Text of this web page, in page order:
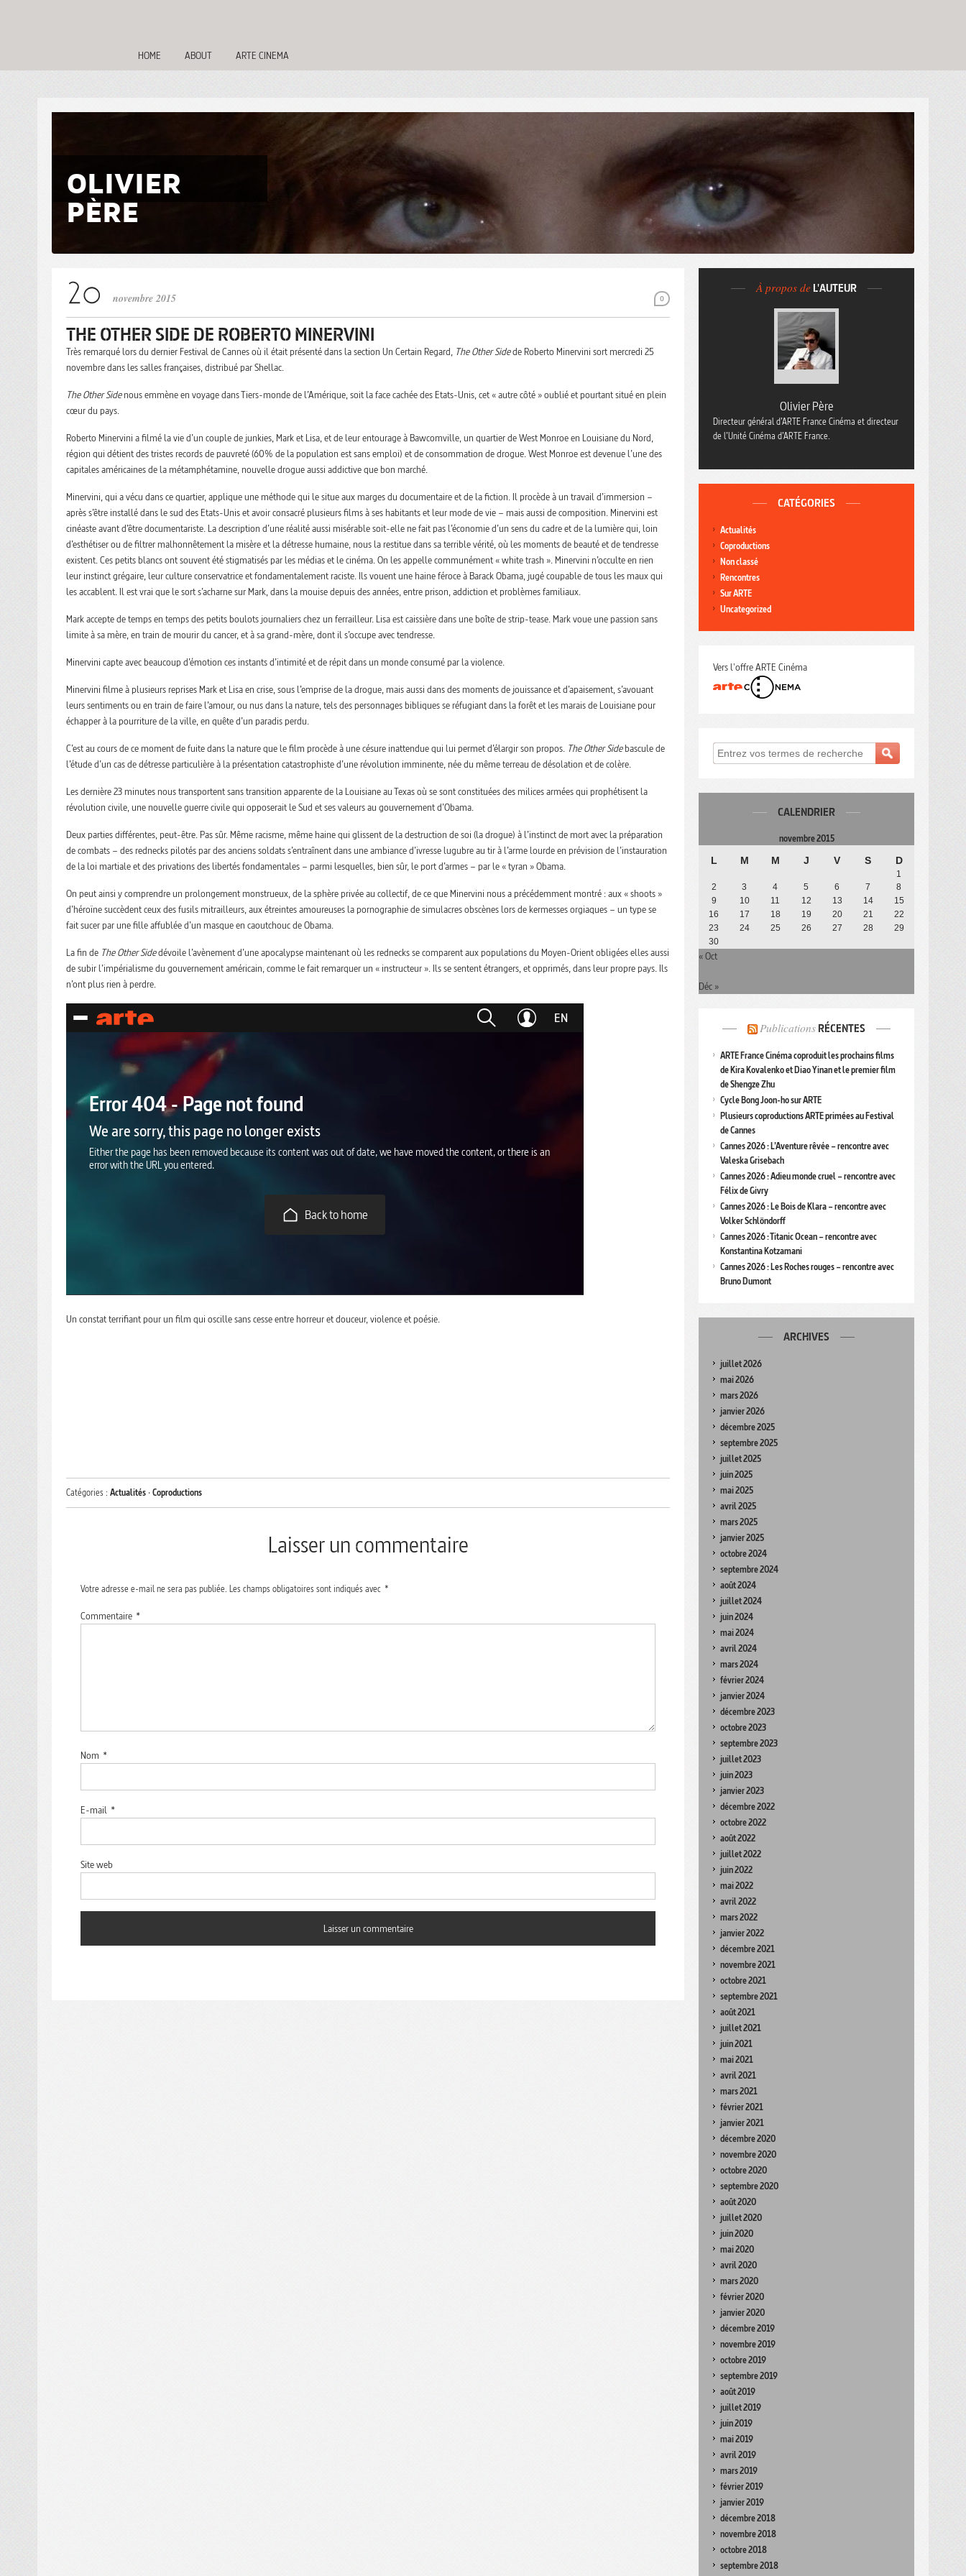
HOME ABOUT ARTE CINEMA
OLIVIER
PÈRE
0
novembre 2015
THE OTHER SIDE DE ROBERTO MINERVINI
Très remarqué lors du dernier Festival de Cannes où il était présenté dans la section Un Certain Regard, The Other Sidede Roberto Minervini sort mercredi 25
novembre dans les salles françaises, distribué par Shellac.
The Other Sidenous emmène en voyage dans Tiers-monde de l’Amérique, soit la face cachée des Etats-Unis, cet « autre côté » oublié et pourtant situé en plein
cœur du pays.
Roberto Minervini a filmé la vie d’un couple de junkies, Mark et Lisa, et de leur entourage à Bawcomville, un quartier de West Monroe en Louisiane du Nord,
région qui détient des tristes records de pauvreté (60% de la population est sans emploi) et de consommation de drogue. West Monroe est devenue l’une des
capitales américaines de la métamphétamine, nouvelle drogue aussi addictive que bon marché.
Minervini, qui a vécu dans ce quartier, applique une méthode qui le situe aux marges du documentaire et de la fiction. Il procède à un travail d’immersion –
après s’être installé dans le sud des Etats-Unis et avoir consacré plusieurs films à ses habitants et leur mode de vie – mais aussi de composition. Minervini est
cinéaste avant d’être documentariste. La description d’une réalité aussi misérable soit-elle ne fait pas l’économie d’un sens du cadre et de la lumière qui, loin
d’esthétiser ou de filtrer malhonnêtement la misère et la détresse humaine, nous la restitue dans sa terrible vérité, où les moments de beauté et de tendresse
existent. Ces petits blancs ont souvent été stigmatisés par les médias et le cinéma. On les appelle communément « white trash ». Minervini n’occulte en rien
leur instinct grégaire, leur culture conservatrice et fondamentalement raciste. Ils vouent une haine féroce à Barack Obama, jugé coupable de tous les maux qui
les accablent. Il est vrai que le sort s’acharne sur Mark, dans la mouise depuis des années, entre prison, addiction et problèmes familiaux.
Mark accepte de temps en temps des petits boulots journaliers chez un ferrailleur. Lisa est caissière dans une boîte de strip-tease. Mark voue une passion sans
limite à sa mère, en train de mourir du cancer, et à sa grand-mère, dont il s’occupe avec tendresse.
Minervini capte avec beaucoup d’émotion ces instants d’intimité et de répit dans un monde consumé par la violence.
Minervini filme à plusieurs reprises Mark et Lisa en crise, sous l’emprise de la drogue, mais aussi dans des moments de jouissance et d’apaisement, s’avouant
leurs sentiments ou en train de faire l’amour, ou nus dans la nature, tels des personnages bibliques se réfugiant dans la forêt et les marais de Louisiane pour
échapper à la pourriture de la ville, en quête d’un paradis perdu.
C’est au cours de ce moment de fuite dans la nature que le film procède à une césure inattendue qui lui permet d’élargir son propos. The Other Sidebascule de
l’étude d’un cas de détresse particulière à la présentation catastrophiste d’une révolution imminente, née du même terreau de désolation et de colère.
Les dernière 23 minutes nous transportent sans transition apparente de la Louisiane au Texas où se sont constituées des milices armées qui prophétisent la
révolution civile, une nouvelle guerre civile qui opposerait le Sud et ses valeurs au gouvernement d’Obama.
Deux parties différentes, peut-être. Pas sûr. Même racisme, même haine qui glissent de la destruction de soi (la drogue) à l’instinct de mort avec la préparation
de combats – des rednecks pilotés par des anciens soldats s’entraînent dans une ambiance d’ivresse lugubre au tir à l’arme lourde en prévision de l’instauration
de la loi martiale et des privations des libertés fondamentales – parmi lesquelles, bien sûr, le port d’armes – par le « tyran » Obama.
On peut ainsi y comprendre un prolongement monstrueux, de la sphère privée au collectif, de ce que Minervini nous a précédemment montré : aux « shoots »
d’héroïne succèdent ceux des fusils mitrailleurs, aux étreintes amoureuses la pornographie de simulacres obscènes lors de kermesses orgiaques – un type se
fait sucer par une fille affublée d’un masque en caoutchouc de Obama.
La fin de The Other Sidedévoile l’avènement d’une apocalypse maintenant où les rednecks se comparent aux populations du Moyen-Orient obligées elles aussi
de subir l’impérialisme du gouvernement américain, comme le fait remarquer un « instructeur ». Ils se sentent étrangers, et opprimés, dans leur propre pays. Ils
n’ont plus rien à perdre.
Un constat terrifiant pour un film qui oscille sans cesse entre horreur et douceur, violence et poésie.
Catégories : Actualités ·Coproductions
Laisser un commentaire
Votre adresse e-mail ne sera pas publiée. Les champs obligatoires sont indiqués avec *
Commentaire *
Nom *
E-mail *
Site web
À propos de L'AUTEUR
Olivier Père
Directeur général d’ARTE France Cinéma et directeur
de l’Unité Cinéma d’ARTE France.
CATÉGORIES
Actualités
Coproductions
Non classé
Rencontres
Sur ARTE
Uncategorized
Vers l'offre ARTE Cinéma
CALENDRIER
novembre 2015
L M M J V S D
1
2
3 4 5 6 7
8
9
10 11 12 13 14
15
16
17 18 19 20 21
22
23
24 25 26 27 28
29
30
« Oct
Déc »
Publications RÉCENTES
ARTE France Cinéma coproduit les prochains films
de Kira Kovalenko et Diao Yinan et le premier film
de Shengze Zhu
Cycle Bong Joon-ho sur ARTE
Plusieurs coproductions ARTE primées au Festival
de Cannes
Cannes 2026 : L’Aventure rêvée – rencontre avec
Valeska Grisebach
Cannes 2026 : Adieu monde cruel – rencontre avec
Félix de Givry
Cannes 2026 : Le Bois de Klara – rencontre avec
Volker Schlöndorff
Cannes 2026 : Titanic Ocean – rencontre avec
Konstantina Kotzamani
Cannes 2026 : Les Roches rouges – rencontre avec
Bruno Dumont
ARCHIVES
juillet 2026
mai 2026
mars 2026
janvier 2026
décembre 2025
septembre 2025
juillet 2025
juin 2025
mai 2025
avril 2025
mars 2025
janvier 2025
octobre 2024
septembre 2024
août 2024
juillet 2024
juin 2024
mai 2024
avril 2024
mars 2024
février 2024
janvier 2024
décembre 2023
octobre 2023
septembre 2023
juillet 2023
juin 2023
janvier 2023
décembre 2022
octobre 2022
août 2022
juillet 2022
juin 2022
mai 2022
avril 2022
mars 2022
janvier 2022
décembre 2021
novembre 2021
octobre 2021
septembre 2021
août 2021
juillet 2021
juin 2021
mai 2021
avril 2021
mars 2021
février 2021
janvier 2021
décembre 2020
novembre 2020
octobre 2020
septembre 2020
août 2020
juillet 2020
juin 2020
mai 2020
avril 2020
mars 2020
février 2020
janvier 2020
décembre 2019
novembre 2019
octobre 2019
septembre 2019
août 2019
juillet 2019
juin 2019
mai 2019
avril 2019
mars 2019
février 2019
janvier 2019
décembre 2018
novembre 2018
octobre 2018
septembre 2018